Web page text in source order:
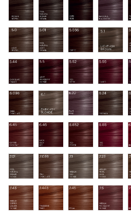
4.0 Medium Brown
4.01 Cool Natural
4.036 Cafe
4.22
5.0 Light Brown5.01 Cool Natural
5.036 Coffee
5.1
5.44 Chocolate Orange
5.5 Light Mahogany
5.62 Red5.66
6.036 Dark Chocolate.
6.1 DARK ASH
6.22 Plum6.24
6.45 Copper Chestnut
6.46 Dark Ruby Red
6.652 Red
6.66
7.01 Cool Natural Medium
7.036 Milk Chocolate.
7.1 Medium
7.23
7.43 Medium Copper Golden
7.443 Tangerine Twist
7.45 Pecan
7.5